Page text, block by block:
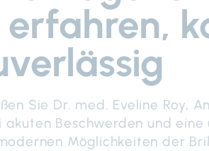
erfahren,
Sie Dr. med. Eveline Roy,
Beschwerden und
Möglichkeiten der